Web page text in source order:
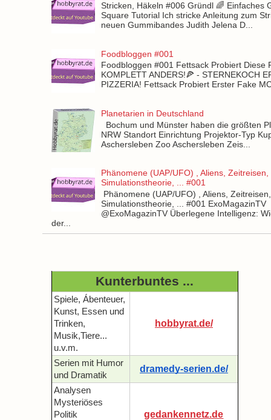
Stricken, Häkeln #006 Gründl 🌈 Einfaches
Square Tutorial Ich stricke Anleitung zum
neuen Gummibandes Judith Jelena D...
Foodbloggen #001
Foodbloggen #001 Fettsack Probiert Diese
KOMPLETT ANDERS!🍕 - STERNEKOCH
PIZZERIA! Fettsack Probiert Erster Fake
Planetarien in Deutschland
Bochum und Münster haben die größten
NRW Standort Einrichtung Projektor-Typ
Aschersleben Zoo Aschersleben Zeis...
Phänomene (UAP/UFO) , Aliens, Zeitreisen,
Simulationstheorie, ... #001
Phänomene (UAP/UFO) , Aliens, Zeitreisen,
Simulationstheorie, ... #001 ExoMagazinTV
@ExoMagazinTV Überlegene Intelligenz:
der...
Kunterbuntes ...
Spiele, Ábenteuer,
Kunst, Essen und
Trinken,
Musik,Tiere...
u.v.m.
hobbyrat.de/
Serien mit Humor
und Dramatik
dramedy-serien.de/
Analysen
Mysteriöses
Politik
gedankennetz.de